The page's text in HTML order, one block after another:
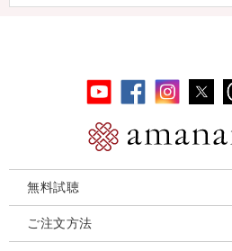
無料試聴
ご注文方法